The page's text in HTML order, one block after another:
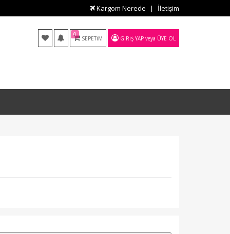
Kargom Nerede İletişim
0
SEPETIM GIRIŞ YAP veya ÜYE OL